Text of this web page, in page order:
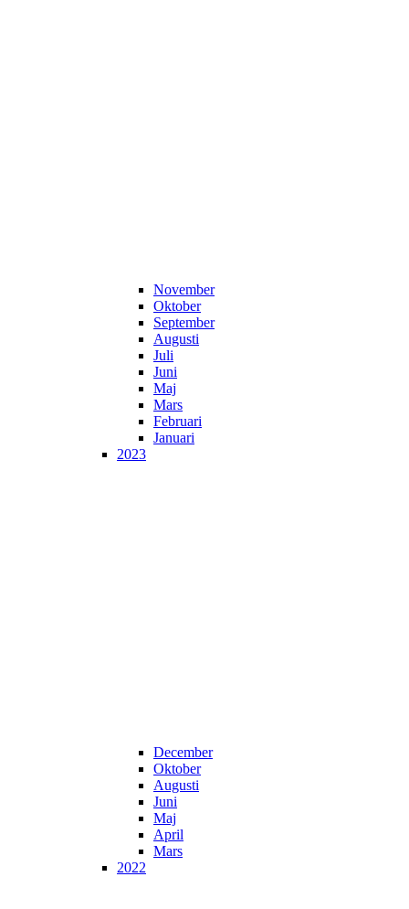
November
Oktober
September
Augusti
Juli
Juni
Maj
Mars
Februari
Januari
2023
December
Oktober
Augusti
Juni
Maj
April
Mars
2022